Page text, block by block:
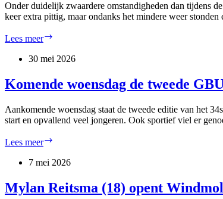
Onder duidelijk zwaardere omstandigheden dan tijdens
keer extra pittig, maar ondanks het mindere weer
Lees meer
tweede
Windmolenloop
extra
30 mei 2026
Komende woensdag de tweede
Aankomende woensdag staat de tweede editie van het
start en opvallend veel jongeren. Ook sportief viel er
Lees meer
de
GBU
Windmolenloop
7 mei 2026
Mylan Reitsma (18) opent